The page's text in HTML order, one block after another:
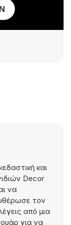
και
Decor
να
τον
από μια
για να